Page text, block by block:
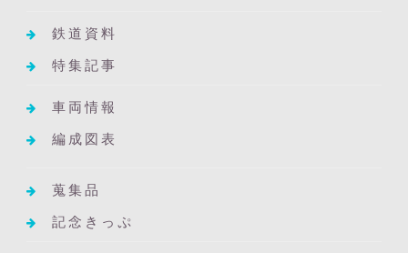
鉄道資料
特集記事
車両情報
編成図表
蒐集品
記念きっぷ